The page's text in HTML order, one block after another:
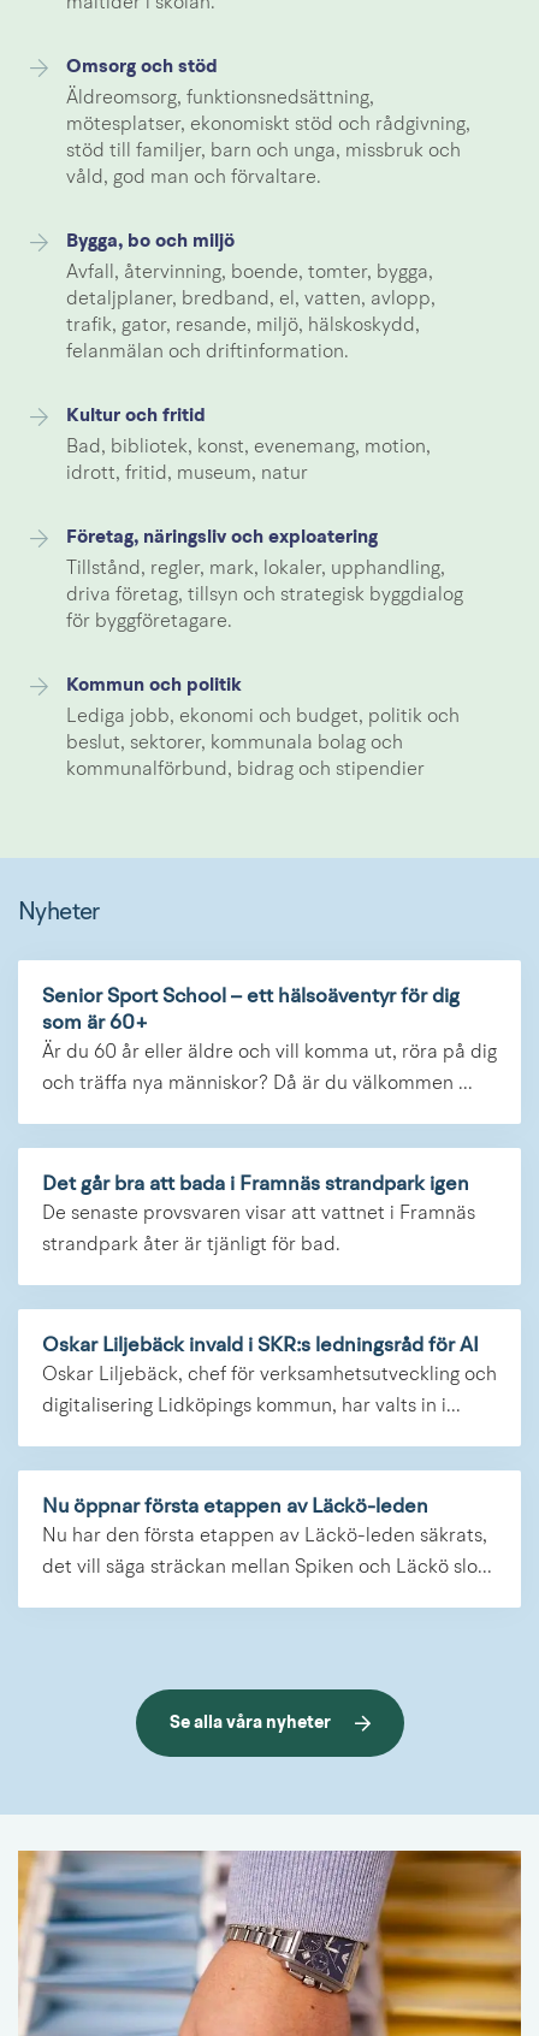
måltider i skolan.
Omsorg och stöd
Äldreomsorg, funktionsnedsättning,
mötesplatser, ekonomiskt stöd och rådgivning,
stöd till familjer, barn och unga, missbruk och
våld, god man och förvaltare.
Bygga, bo och miljö
Avfall, återvinning, boende, tomter, bygga,
detaljplaner, bredband, el, vatten, avlopp,
trafik, gator, resande, miljö, hälskoskydd,
felanmälan och driftinformation.
Kultur och fritid
Bad, bibliotek, konst, evenemang, motion,
idrott, fritid, museum, natur
Företag, näringsliv och exploatering
Tillstånd, regler, mark, lokaler, upphandling,
driva företag, tillsyn och strategisk byggdialog
för byggföretagare.
Kommun och politik
Lediga jobb, ekonomi och budget, politik och
beslut, sektorer, kommunala bolag och
kommunalförbund, bidrag och stipendier
Nyheter
Senior Sport School – ett hälsoäventyr för dig
som är 60+
Är du 60 år eller äldre och vill komma ut, röra på dig
och träffa nya människor? Då är du välkommen ...
Det går bra att bada i Framnäs strandpark igen
De senaste provsvaren visar att vattnet i Framnäs
strandpark åter är tjänligt för bad.
Oskar Liljebäck invald i SKR:s ledningsråd för AI
Oskar Liljebäck, chef för verksamhetsutveckling och
digitalisering Lidköpings kommun, har valts in i...
Nu öppnar första etappen av Läckö-leden
Nu har den första etappen av Läckö-leden säkrats,
det vill säga sträckan mellan Spiken och Läckö slo...
Se alla våra nyheter